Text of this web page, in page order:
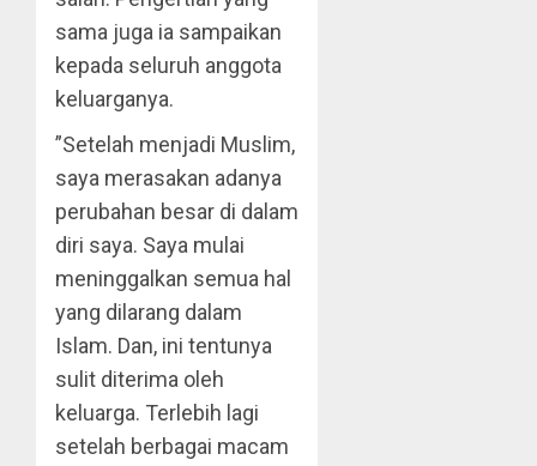
sama juga ia sampaikan
kepada seluruh anggota
keluarganya.
”Setelah menjadi Muslim,
saya merasakan adanya
perubahan besar di dalam
diri saya. Saya mulai
meninggalkan semua hal
yang dilarang dalam
Islam. Dan, ini tentunya
sulit diterima oleh
keluarga. Terlebih lagi
setelah berbagai macam